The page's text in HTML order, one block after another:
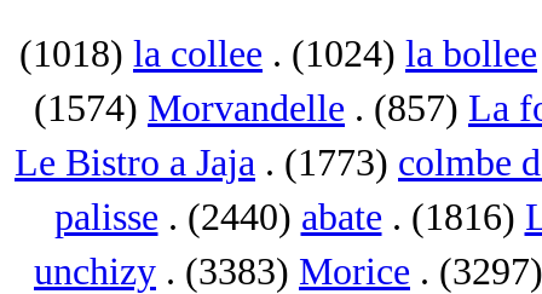
(1018) la collee . (1024) la bollee
(1574) Morvandelle . (857) La
Le Bistro a Jaja . (1773) colmbe
palisse . (2440) abate . (1816)
unchizy . (3383) Morice .